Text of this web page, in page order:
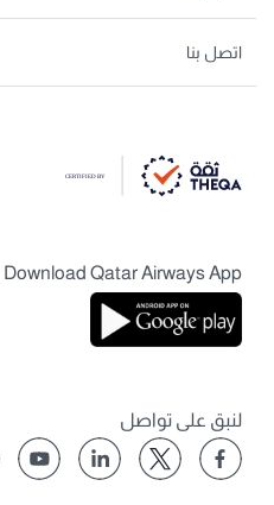
اتصل بنا
Download Qatar Airways App
لنبق على تواصل